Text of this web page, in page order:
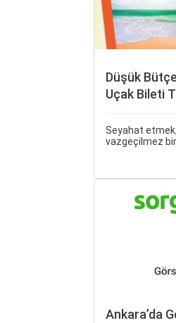
Düşük
Uçak Bileti
Seyahat
vazgeçilmez
Ankara’da